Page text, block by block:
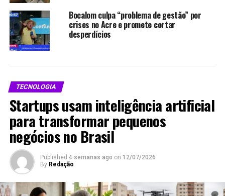
Compartilhe isso:
WhatsApp
Telegram
Relacionado
Bocalom culpa “problema de gestão” por
crises no Acre e promete cortar
desperdícios
TECNOLOGIA
Startups usam inteligência artificial
para transformar pequenos
negócios no Brasil
Published 4 semanas ago on 12/07/2026
By Redação